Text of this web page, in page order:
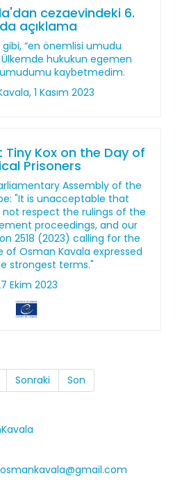
cezaevindeki 6.
açıklama
gibi, “en önemlisi umudu
hukukun egemen
kaybetmedim.
1 Kasım 2023
Tiny Kox on the Day of
Prisoners
Assembly of the
"It is unacceptable that
respect the rulings of the
proceedings, and our
2518 (2023) calling for the
Osman Kavala expressed
strongest terms."
Ekim 2023
Sonraki Son